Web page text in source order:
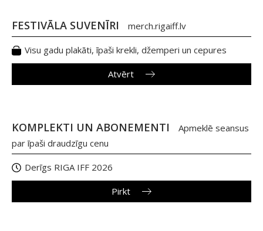
FESTIVĀLA SUVENĪRI merch.rigaiff.lv
Visu gadu plakāti, īpaši krekli, džemperi un cepures
Atvērt
KOMPLEKTI UN ABONEMENTI
Apmeklē seansus
par īpaši draudzīgu cenu
Derīgs RIGA IFF 2026
Pirkt